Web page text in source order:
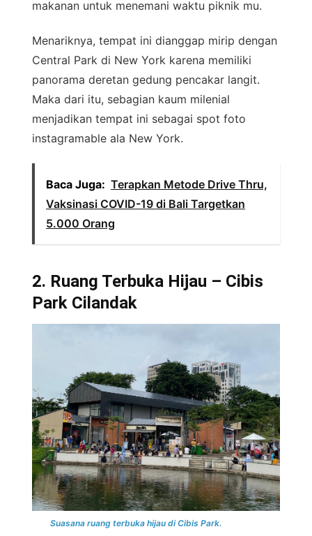
makanan untuk menemani waktu piknik mu.
Menariknya, tempat ini dianggap mirip dengan
Central Park di New York karena memiliki
panorama deretan gedung pencakar langit.
Maka dari itu, sebagian kaum milenial
menjadikan tempat ini sebagai spot foto
instagramable ala New York.
Baca Juga: Terapkan Metode Drive Thru,
Vaksinasi COVID-19 di Bali Targetkan
5.000 Orang
2. Ruang Terbuka Hijau – Cibis
Park Cilandak
Suasana ruang terbuka hijau di Cibis Park.